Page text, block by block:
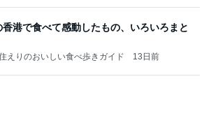
香港で食べて感動したもの、いろいろまと
えりのおいしい食べ歩きガイド 13日前